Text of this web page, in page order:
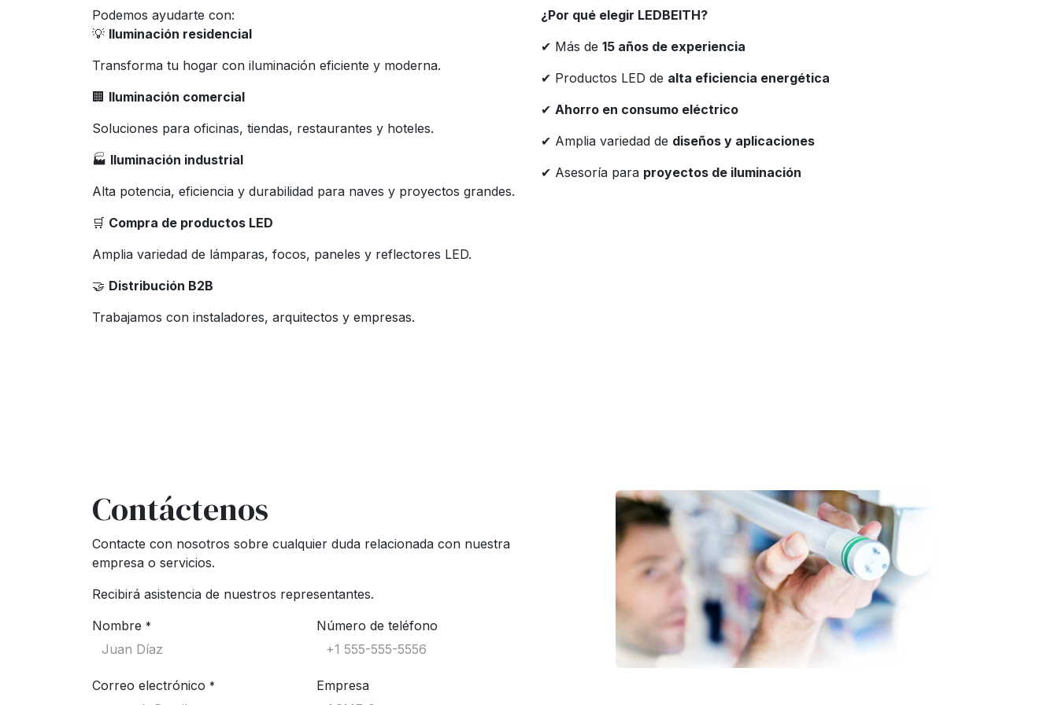
Podemos ayudarte con:
💡 Iluminación residencial
Transforma tu hogar con iluminación eficiente y moderna.
🏢 Iluminación comercial
Soluciones para oficinas, tiendas, restaurantes y hoteles.
🏭 Iluminación industrial
Alta potencia, eficiencia y durabilidad para naves y proyectos grandes.
🛒 Compra de productos LED
Amplia variedad de lámparas, focos, paneles y reflectores LED.
🤝 Distribución B2B
Trabajamos con instaladores, arquitectos y empresas.
¿Por qué elegir LEDBEITH?
✔ Más de 15 años de experiencia
✔ Productos LED de alta eficiencia energética
✔ Ahorro en consumo eléctrico
✔ Amplia variedad de diseños y aplicaciones
✔ Asesoría para proyectos de iluminación
Contáctenos
Contacte con nosotros sobre cualquier duda relacionada con nuestra
empresa o servicios.
Recibirá asistencia de nuestros representantes.
Nombre * Número de teléfono
Correo electrónico * Empresa